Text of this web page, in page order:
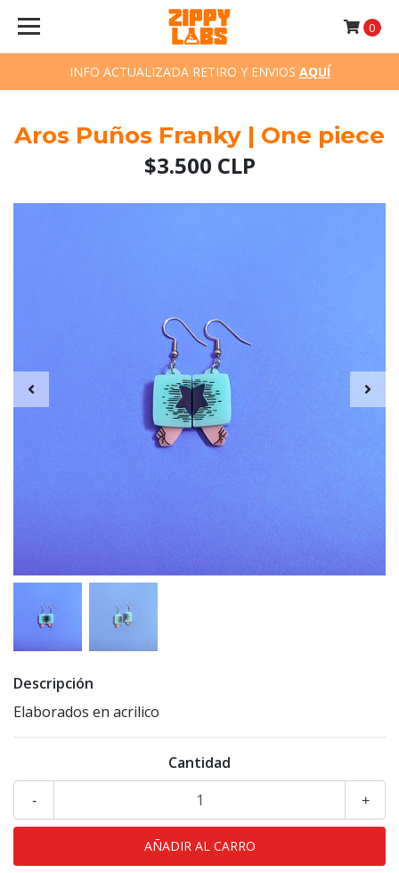
INFO ACTUALIZADA RETIRO Y ENVIOS AQUÍ
0
Aros Puños Franky | One piece
$3.500 CLP
Descripción
Elaborados en acrilico
Cantidad
+
-